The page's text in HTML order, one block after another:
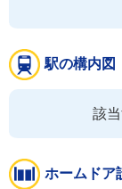
駅の構内図
該
ホームドア